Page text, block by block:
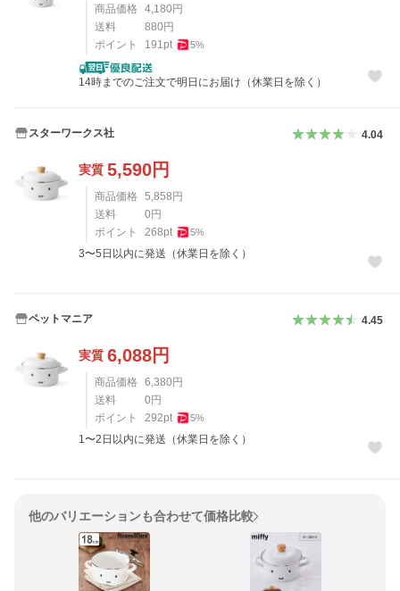
商品価格 4,180 円
送料
880 円
ポイント
191pt 5%
14時までのご注文で明日にお届け（休業日を除く）
スターワークス社 4.04
実質 5,590円
商品価格 5,858円
送料
0円
ポイント
268pt 5%
3〜5日以内に発送（休業日を除く）
ペットマニア 4.45
実質 6,088円
商品価格 6,380円
送料
0円
ポイント
292pt 5%
1〜2日以内に発送（休業日を除く）
他のバリエーションも合わせて価格比較